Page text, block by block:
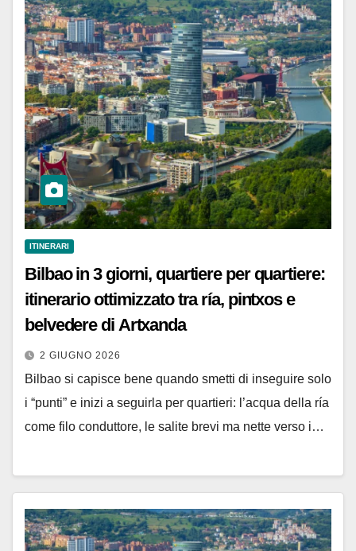
ITINERARI
Bilbao in 3 giorni, quartiere per quartiere:
itinerario ottimizzato tra ría, pintxos e
belvedere di Artxanda
2 GIUGNO 2026
Bilbao si capisce bene quando smetti di inseguire solo
i “punti” e inizi a seguirla per quartieri: l’acqua della ría
come filo conduttore, le salite brevi ma nette verso i…